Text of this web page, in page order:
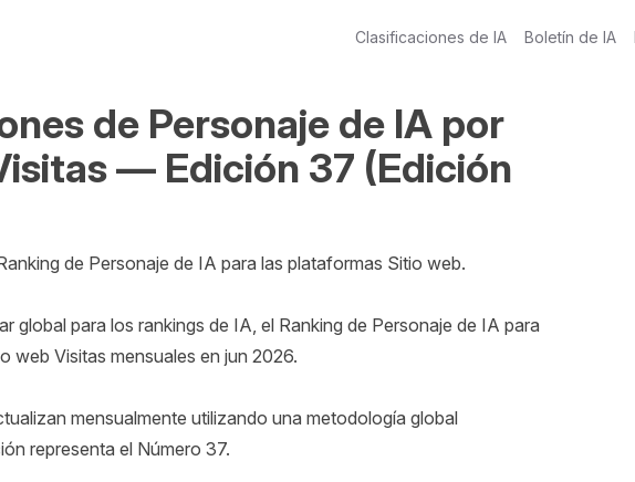
Clasificaciones de IA Boletín de IA
de Personaje de IA por
— Edición 37 (Edición
de Personaje de IA para las plataformas Sitio web.
global para los rankings de IA, el Ranking de Personaje de IA para
web Visitas mensuales en jun 2026.
mensualmente utilizando una metodología global
representa el Número 37.